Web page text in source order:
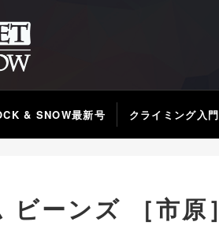
& SNOW最新号 クライミング入門
ーンズ ［市原］